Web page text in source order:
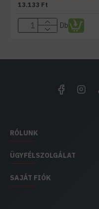
13.133 Ft
Db
RÓLUNK
ÜGYFÉLSZOLGÁLAT
SAJÁT FIÓK